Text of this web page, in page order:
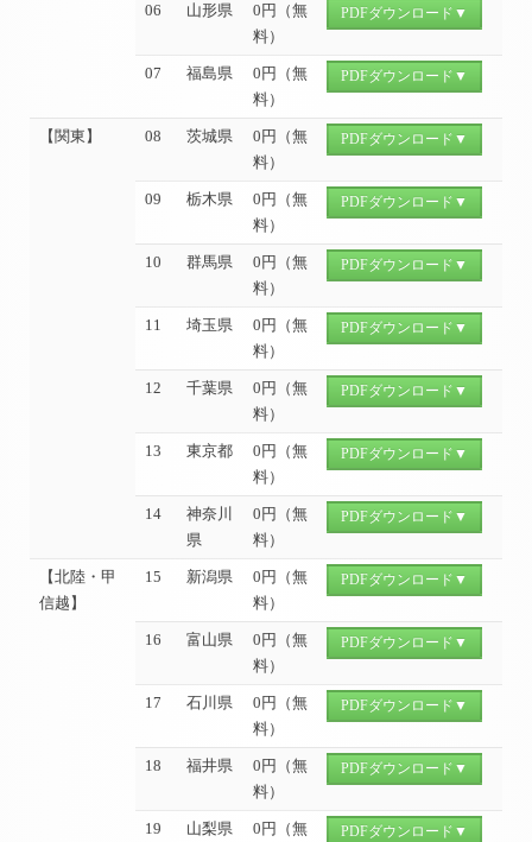
06 山形県
0円（無
料）
PDFダウンロード▼
07 福島県
0円（無
料）
PDFダウンロード▼
【関東】 08 茨城県
0円（無
料）
PDFダウンロード▼
09 栃木県
0円（無
料）
PDFダウンロード▼
10 群馬県
0円（無
料）
PDFダウンロード▼
11 埼玉県
0円（無
料）
PDFダウンロード▼
12 千葉県
0円（無
料）
PDFダウンロード▼
13 東京都
0円（無
料）
PDFダウンロード▼
14
神奈川
県
0円（無
料）
PDFダウンロード▼
【北陸・甲
信越】
15 新潟県
0円（無
料）
PDFダウンロード▼
16 富山県
0円（無
料）
PDFダウンロード▼
17 石川県
0円（無
料）
PDFダウンロード▼
18 福井県
0円（無
料）
PDFダウンロード▼
19 山梨県
0円（無
PDFダウンロード▼